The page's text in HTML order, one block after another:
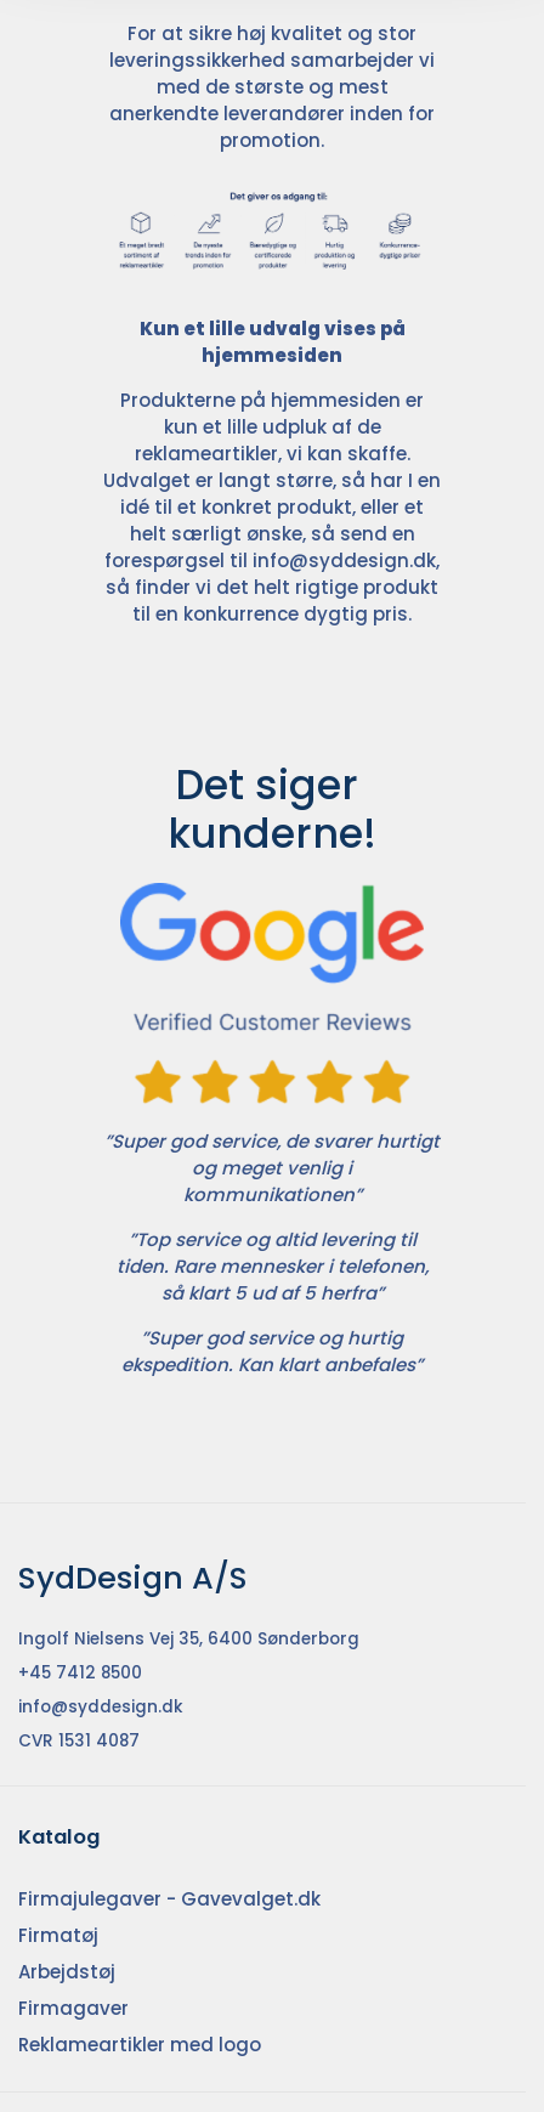
For at sikre høj kvalitet og stor
leveringssikkerhed samarbejder vi
med de største og mest
anerkendte leverandører inden for
promotion.
Kun et lille udvalg vises på
hjemmesiden
Produkterne på hjemmesiden er
kun et lille udpluk af de
reklameartikler, vi kan skaffe.
Udvalget er langt større, så har I en
idé til et konkret produkt, eller et
helt særligt ønske, så send en
forespørgsel til info@syddesign.dk,
så finder vi det helt rigtige produkt
til en konkurrence dygtig pris.
Det siger
kunderne!
”Super god service, de svarer hurtigt
og meget venlig i
kommunikationen”
”Top service og altid levering til
tiden. Rare mennesker i telefonen,
så klart 5 ud af 5 herfra”
”Super god service og hurtig
ekspedition. Kan klart anbefales”
SydDesign A/S
Ingolf Nielsens Vej 35, 6400 Sønderborg
+45 7412 8500
info@syddesign.dk
CVR 1531 4087
Katalog
Firmajulegaver - Gavevalget.dk
Firmatøj
Arbejdstøj
Firmagaver
Reklameartikler med logo